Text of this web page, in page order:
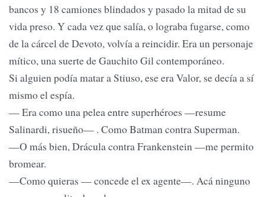
bancos y 18 camiones blindados y pasado la mitad de su
vida preso. Y cada vez que salía, o lograba fugarse, como
de la cárcel de Devoto, volvía a reincidir. Era un personaje
mítico, una suerte de Gauchito Gil contemporáneo.
Si alguien podía matar a Stiuso, ese era Valor, se decía a sí
mismo el espía.
— Era como una pelea entre superhéroes —resume
Salinardi, risueño— . Como Batman contra Superman.
—O más bien, Drácula contra Frankenstein —me permito
bromear.
—Como quieras — concede el ex agente—. Acá ninguno